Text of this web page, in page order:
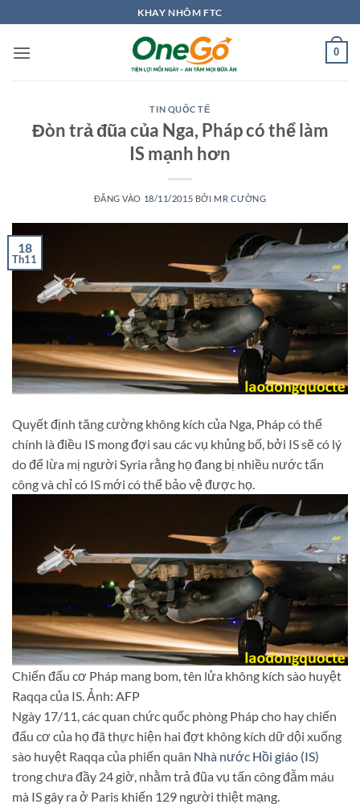
qua
nội
KHAY NHÔM FTC
0
TIN QUỐC TẾ
Đòn trả đũa của Nga, Pháp có thể làm
IS mạnh hơn
ĐĂNG VÀO 18/11/2015 BỞI MR CƯỜNG
18
Th11
Quyết định tăng cường không kích của Nga, Pháp có thể
chính là điều IS mong đợi sau các vụ khủng bố, bởi IS sẽ có lý
do để lừa mị người Syria rằng họ đang bị nhiều nước tấn
công và chỉ có IS mới có thể bảo vệ được họ.
Chiến đấu cơ Pháp mang bom, tên lửa không kích sào huyệt
Raqqa của IS. Ảnh: AFP
Ngày 17/11, các quan chức quốc phòng Pháp cho hay chiến
đấu cơ của họ đã thực hiện hai đợt không kích dữ dội xuống
sào huyệt Raqqa của phiến quân Nhà nước Hồi giáo (IS)
trong chưa đầy 24 giờ, nhằm trả đũa vụ tấn công đẫm máu
mà IS gây ra ở Paris khiến 129 người thiệt mạng.